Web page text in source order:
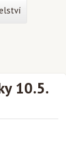
10.5.